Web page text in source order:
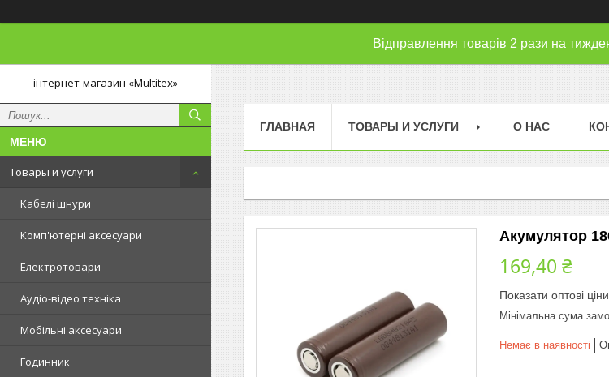
Відправлення товарів 2 рази на
інтернет-магазин «Multitex»
Товары и услуги
Кабелі шнури
Комп'ютерні аксесуари
Електротовари
Аудіо-відео техніка
Мобільні аксесуари
Годинник
ГЛАВНАЯ ТОВАРЫ И УСЛУГИ О НАС
Акумулятор
169,40 ₴
Показати оптові ціни
Мінімальна сума
Немає в наявності